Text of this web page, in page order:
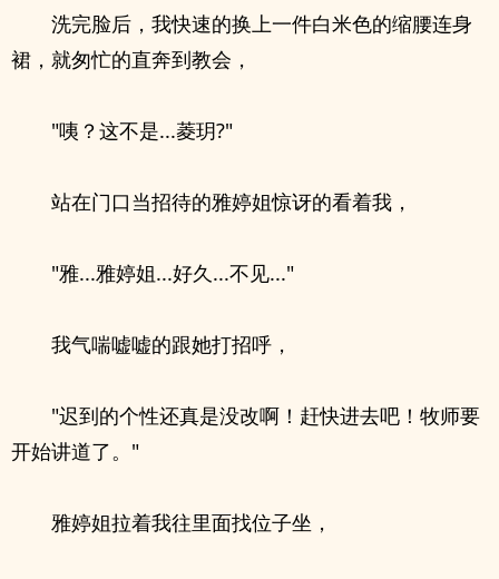
洗完脸后，我快速的换上一件白米色的缩腰连身
裙，就匆忙的直奔到教会，
"咦？这不是...菱玥?"
站在门口当招待的雅婷姐惊讶的看着我，
"雅...雅婷姐...好久...不见..."
我气喘嘘嘘的跟她打招呼，
"迟到的个性还真是没改啊！赶快进去吧！牧师要
开始讲道了。"
雅婷姐拉着我往里面找位子坐，